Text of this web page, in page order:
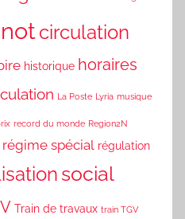
circulation
historique horaires
La Poste Lyria musique
record du monde Region2N
régime spécial régulation
social
Train de travaux train TGV